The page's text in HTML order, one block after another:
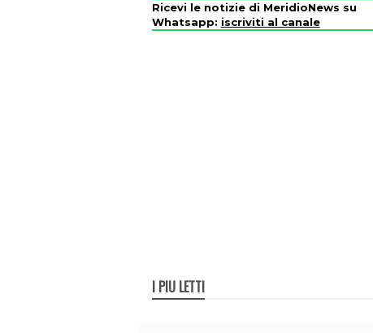
Ricevi le notizie di MeridioNews su
Whatsapp: iscriviti al canale
I PIÙ LETTI